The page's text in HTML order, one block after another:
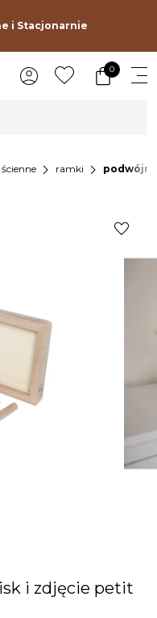
i Stacjonarnie
0
chevron_right ramki chevron_right
i zdjęcie petit
favorite